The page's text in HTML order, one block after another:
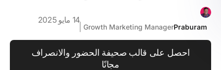
Praburam
Growth Marketing Manager
14 مايو 2025
احصل على قالب صحيفة الحضور والانصراف
مجانًا